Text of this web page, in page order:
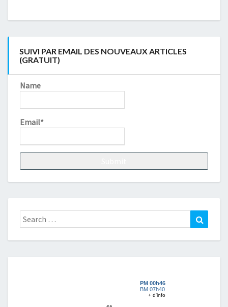
SUIVI PAR EMAIL DES NOUVEAUX ARTICLES
(GRATUIT)
Name
Email*
Search
for: